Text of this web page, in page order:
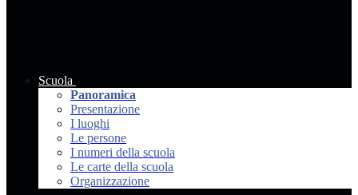
Scuola
Panoramica
Presentazione
I luoghi
Le persone
I numeri della scuola
Le carte della scuola
Organizzazione